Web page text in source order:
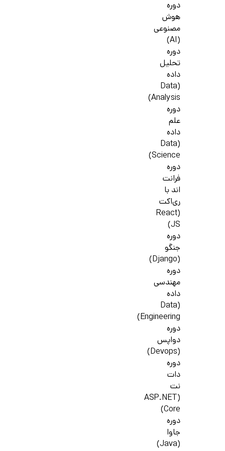
دوره
هوش
مصنوعی
(AI)
دوره
تحلیل
داده
(Data
Analysis)
دوره
علم
داده
(Data
Science)
دوره
فرانت
اند با
ری‌اکت
(React
JS)
دوره
جنگو
(Django)
دوره
مهندسی
داده
(Data
Engineering)
دوره
دواپس
(Devops)
دوره
دات
نت
(ASP.NET
Core)
دوره
جاوا
(Java)